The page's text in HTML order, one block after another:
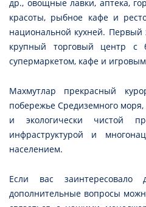
др., овощные лавки, аптека,
красоты, рыбное кафе и
национальной кухней.
крупный торговый центр с
супермаркетом, кафе и
Махмутлар прекрасный
побережье Средиземного
и экологически чистой
инфраструктурой и
населением.
Если вас заинтересовало
дополнительные вопросы